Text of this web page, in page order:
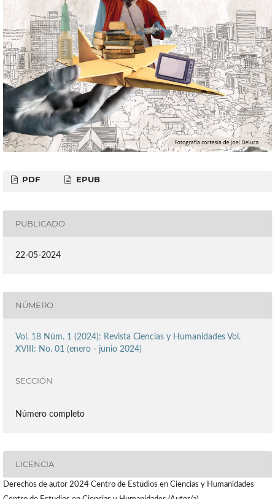
PDF EPUB
PUBLICADO
22-05-2024
NÚMERO
Vol. 18 Núm. 1 (2024): Revista Ciencias y Humanidades Vol.
XVIII: No. 01 (enero - junio 2024)
SECCIÓN
Número completo
LICENCIA
Derechos de autor 2024 Centro de Estudios en Ciencias y Humanidades